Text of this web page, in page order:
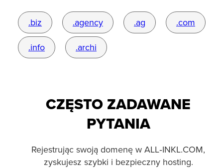
.biz .agency .ag .com
.info .archi
CZĘSTO ZADAWANE
PYTANIA
Rejestrując swoją domenę w ALL‑INKL.COM,
zyskujesz szybki i bezpieczny hosting.